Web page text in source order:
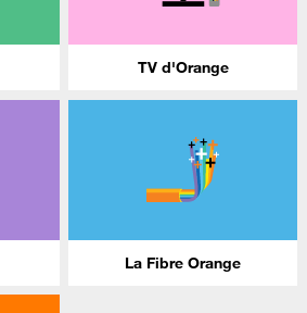
TV d'Orange
La Fibre Orange